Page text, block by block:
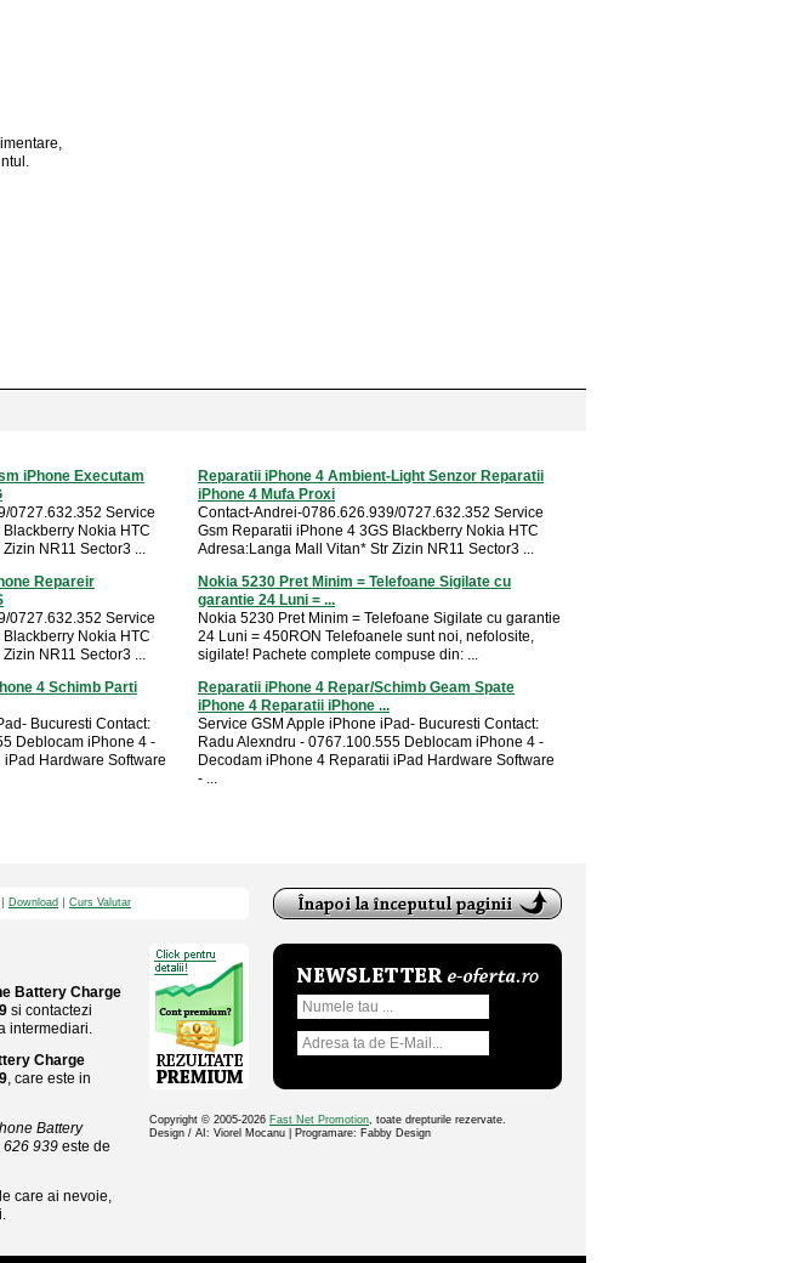
iPhone Executam
0727.632.352 Service
Nokia HTC
NR11 Sector3 ...
Reparatii iPhone 4 Ambient-Light Senzor Reparatii
iPhone 4 Mufa Proxi
Contact-Andrei-0786.626.939/0727.632.352 Service
Gsm Reparatii iPhone 4 3GS Blackberry Nokia HTC
Adresa:Langa Mall Vitan* Str Zizin NR11 Sector3 ...
Repareir
0727.632.352 Service
Nokia HTC
NR11 Sector3 ...
Nokia 5230 Pret Minim = Telefoane Sigilate cu
garantie 24 Luni = ...
Nokia 5230 Pret Minim = Telefoane Sigilate cu garantie
24 Luni = 450RON Telefoanele sunt noi, nefolosite,
sigilate! Pachete complete compuse din: ...
4 Schimb Parti
Bucuresti Contact:
Deblocam iPhone 4 -
Hardware Software
Reparatii iPhone 4 Repar/Schimb Geam Spate
iPhone 4 Reparatii iPhone ...
Service GSM Apple iPhone iPad- Bucuresti Contact:
Radu Alexndru - 0767.100.555 Deblocam iPhone 4 -
Decodam iPhone 4 Reparatii iPad Hardware Software
- ...
Download Curs Valutar
Battery Charge
si contactezi
intermediari.
Charge
, care este in
Battery
626 939 este de
care ai nevoie,
Copyright © 2005-2026 Fast Net Promotion, toate drepturile rezervate.
Design / AI: Viorel Mocanu | Programare: Fabby Design